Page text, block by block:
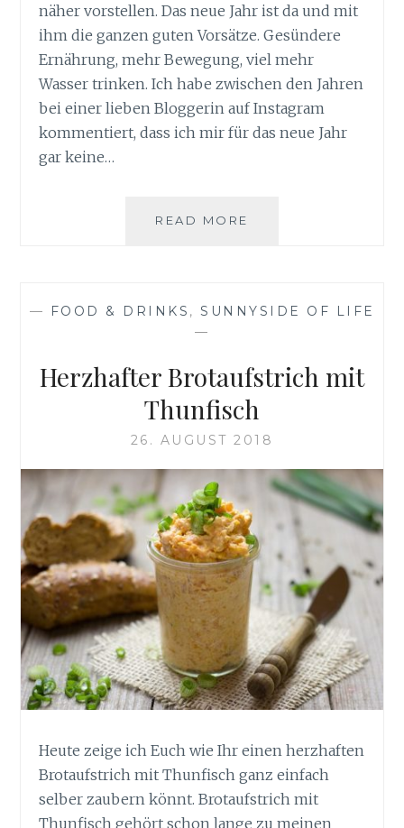
näher vorstellen. Das neue Jahr ist da und mit
ihm die ganzen guten Vorsätze. Gesündere
Ernährung, mehr Bewegung, viel mehr
Wasser trinken. Ich habe zwischen den Jahren
bei einer lieben Bloggerin auf Instagram
kommentiert, dass ich mir für das neue Jahr
gar keine…
READ MORE
— FOOD & DRINKS , SUNNYSIDE OF LIFE
—
Herzhafter Brotaufstrich mit
Thunfisch
26. AUGUST 2018
Heute zeige ich Euch wie Ihr einen herzhaften
Brotaufstrich mit Thunfisch ganz einfach
selber zaubern könnt. Brotaufstrich mit
Thunfisch gehört schon lange zu meinen